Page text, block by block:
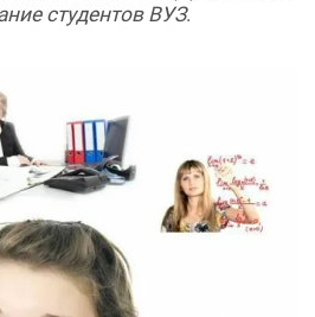
студентов ВУЗ.